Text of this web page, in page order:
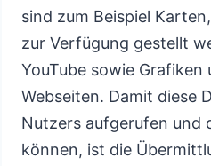
sind zum Beispiel
zur Verfügung gestellt
YouTube sowie Grafiken
Webseiten. Damit diese
Nutzers aufgerufen und
können, ist die